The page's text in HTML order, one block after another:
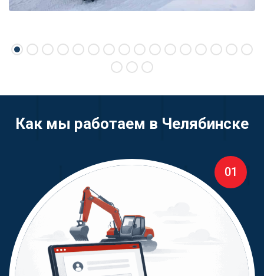
Как мы работаем в Челябинске
01